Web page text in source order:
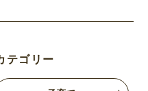
テゴリー